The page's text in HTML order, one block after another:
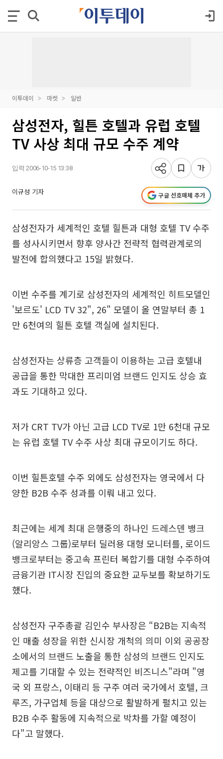
이투데이 마켓 일반
삼성전자, 힐튼 호텔과 유럽 호텔
TV 사상 최대 규모 수주 계약
입력 2006-10-15 13:38
이규성 기자 구글 선호매체 추가
삼성전자가 세계적인 호텔 힐튼과 대형 호텔 TV 수주
를 성사시키면서 향후 양사간 전략적 협력관계로의
발전에 합의했다고 15일 밝혔다.
이번 수주를 계기로 삼성전자의 세계적인 히트모델인
'보르도' LCD TV 32", 26" 모델이 올 연말부터 총 1
만 6천여의 힐튼 호텔 객실에 설치된다.
삼성전자는 상류층 고객들이 이용하는 고급 호텔내
공급을 통한 막대한 프리미엄 브랜드 인지도 상승 효
과도 기대하고 있다.
저가 CRT TV가 아닌 고급 LCD TV로 1만 6천대 규모
는 유럽 호텔 TV 수주 사상 최대 규모이기도 하다.
이번 힐튼호텔 수주 외에도 삼성전자는 영국에서 다
양한 B2B 수주 성과를 이뤄 내고 있다.
최근에는 세계 최대 은행중의 하나인 드레스덴 뱅크
(알리앙스 그룹)로부터 딜러용 대형 모니터를, 로이드
뱅크로부터는 중고속 프린터 복합기를 대형 수주하여
금융기관 IT시장 진입의 중요한 교두보를 확보하기도
했다.
삼성전자 구주총괄 김인수 부사장은 “B2B는 지속적
인 매출 성장을 위한 신시장 개척의 의미 이외 공공장
소에서의 브랜드 노출을 통한 삼성의 브랜드 인지도
제고를 기대할 수 있는 전략적인 비즈니스"라며 "영
국 외 프랑스, 이태리 등 구주 여러 국가에서 호텔, 크
루즈, 가구업체 등을 대상으로 활발하게 펼치고 있는
B2B 수주 활동에 지속적으로 박차를 가할 예정이
다"고 말했다.